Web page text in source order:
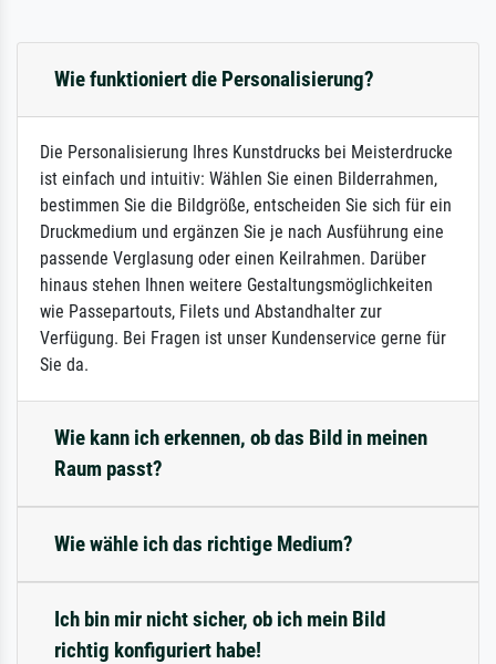
Wie funktioniert die Personalisierung?
Die Personalisierung Ihres Kunstdrucks bei Meisterdrucke
ist einfach und intuitiv: Wählen Sie einen Bilderrahmen,
bestimmen Sie die Bildgröße, entscheiden Sie sich für ein
Druckmedium und ergänzen Sie je nach Ausführung eine
passende Verglasung oder einen Keilrahmen. Darüber
hinaus stehen Ihnen weitere Gestaltungsmöglichkeiten
wie Passepartouts, Filets und Abstandhalter zur
Verfügung. Bei Fragen ist unser Kundenservice gerne für
Sie da.
Wie kann ich erkennen, ob das Bild in meinen
Raum passt?
Wie wähle ich das richtige Medium?
Ich bin mir nicht sicher, ob ich mein Bild
richtig konfiguriert habe!